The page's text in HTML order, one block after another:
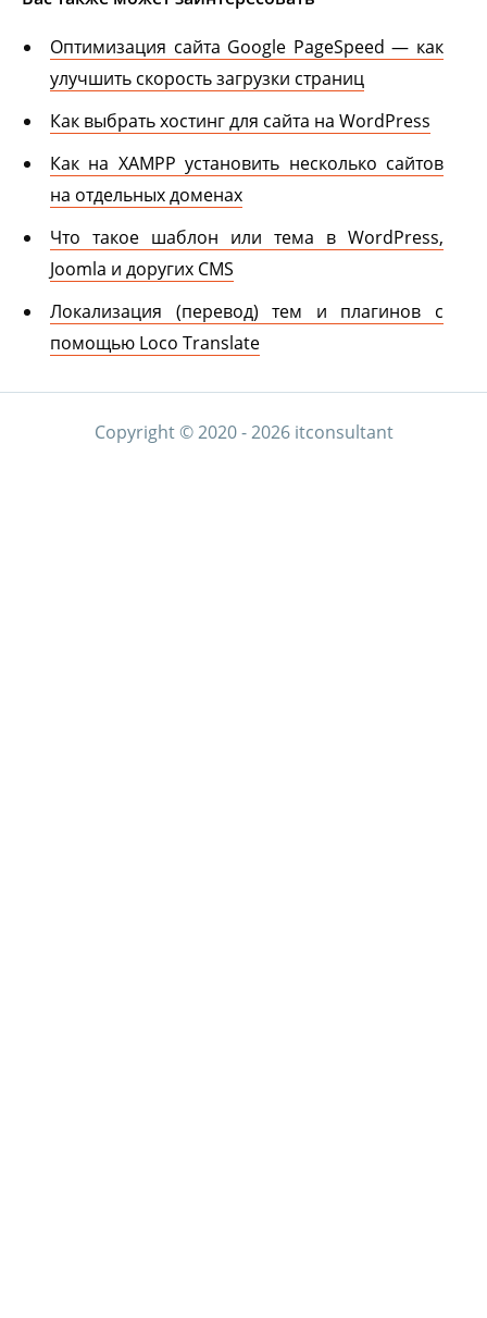
Оптимизация сайта Google PageSpeed — как
улучшить скорость загрузки страниц
Как выбрать хостинг для сайта на WordPress
Как на XAMPP установить несколько сайтов
на отдельных доменах
Что такое шаблон или тема в WordPress,
Joomla и доругих CMS
Локализация (перевод) тем и плагинов с
помощью Loco Translate
Copyright © 2020 - 2026 itconsultant